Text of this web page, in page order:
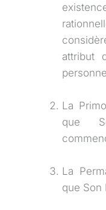
attribut
La
que
La
que Son